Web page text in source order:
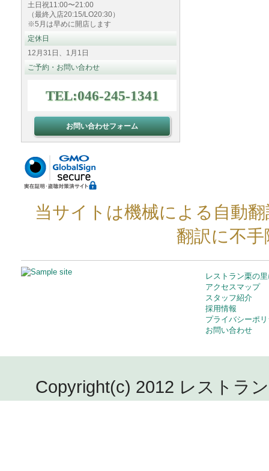
土日祝11:00〜21:00
（最終入店20:15/LO20:30）
※5月は早めに開店します
定休日
12月31日、1月1日
ご予約・お問い合わせ
TEL:046-245-1341
お問い合わせフォーム
当サイトは機械による自動
翻訳に不
レストラン栗の
アクセスマップ
スタッフ紹介
採用情報
プライバシーポ
お問い合わせ
Copyright(c) 2012 レストラ